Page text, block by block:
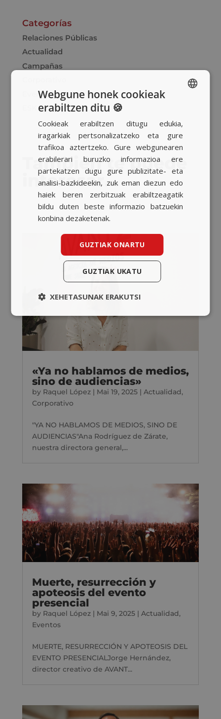
Categorías
Relaciones Públicas
Actualidad
Campañas
Eventos
También te puede
interesar…
«Ya no hablamos de medios,
sino de audiencias»
by Raquel López| Mai 19, 2025| Actualidad,
Corporativo
"YA NO HABLAMOS DE MEDIOS, SINO DE
AUDIENCIAS"Ana Rodríguez de Zárate,
nuestra directora general,...
Muerte, resurrección y
apoteosis del evento
presencial
by Raquel López| Mai 9, 2025| Actualidad,
Eventos
MUERTE, RESURRECCIÓN Y APOTEOSIS DEL
EVENTO PRESENCIALJorge Hernández,
director creativo de AVANT...
BASQUE
CATALAN
ENGLISH
Webgune honek cookieak
erabiltzen ditu 🍪
Cookieak erabiltzen ditugu edukia,
iragarkiak pertsonalizatzeko eta gure
trafikoa aztertzeko. Gure webgunearen
erabilerari buruzko informazioa ere
partekatzen dugu gure publizitate- eta
analisi-bazkideekin, zuk eman diezun edo
haiek beren zerbitzuak erabiltzeagatik
bildu duten beste informazio batzuekin
konbina dezaketenak.
GUZTIAK ONARTU
GUZTIAK UKATU
XEHETASUNAK ERAKUTSI